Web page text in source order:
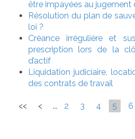
être impayées au jugement
Résolution du plan de
loi ?
Créance irrégulière et
prescription lors de la
d’actif
Liquidation judiciaire,
des contrats de travail
<< < ... 2 3 4 5 6